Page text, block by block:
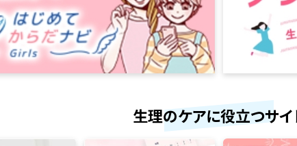
生理のケアに役立つサイ